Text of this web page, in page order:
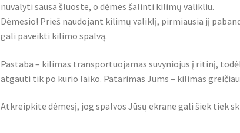
nuvalyti sausa šluoste, o dėmes šalinti kilimų valikliu.
Dėmesio! Prieš naudojant kilimų valiklį, pirmiausia jį
gali paveikti kilimo spalvą.
Pastaba – kilimas transportuojamas suvyniojus į ritinį,
atgauti tik po kurio laiko. Patarimas Jums – kilimas
Atkreipkite dėmesį, jog spalvos Jūsų ekrane gali šiek tiek